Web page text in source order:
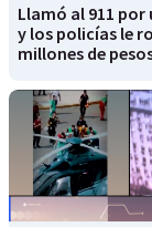
Llamó al 911 por
y los policías le
millones de